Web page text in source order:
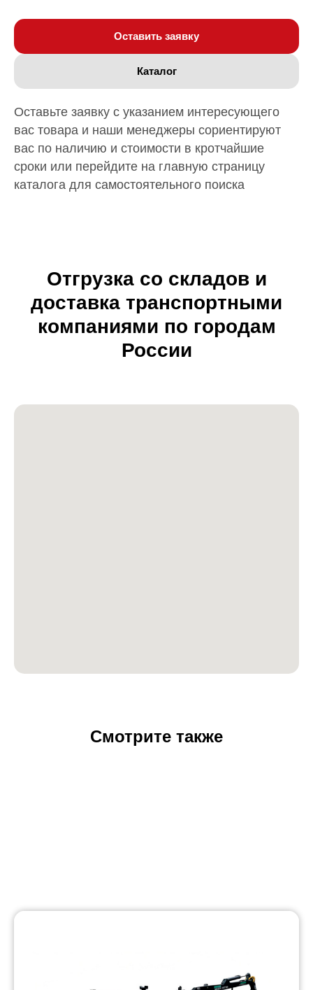
Оставить заявку
Каталог
Оставьте заявку с указанием интересующего
вас товара и наши менеджеры сориентируют
вас по наличию и стоимости в кротчайшие
сроки или перейдите на главную страницу
каталога для самостоятельного поиска
Отгрузка со складов и
доставка транспортными
компаниями по городам
России
Смотрите также